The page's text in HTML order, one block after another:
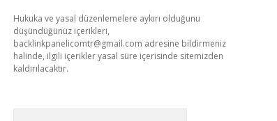
Hukuka ve yasal düzenlemelere aykırı olduğunu
düşündüğünüz içerikleri,
backlinkpanelicomtr@gmail.com adresine bildirmeniz
halinde, ilgili içerikler yasal süre içerisinde sitemizden
kaldırılacaktır.